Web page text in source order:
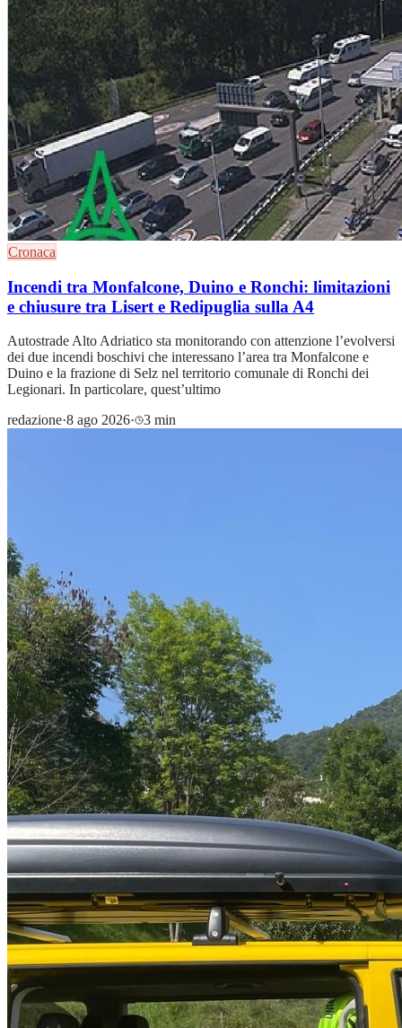
Cronaca
Incendi tra Monfalcone, Duino e Ronchi: limitazioni
e chiusure tra Lisert e Redipuglia sulla A4
Autostrade Alto Adriatico sta monitorando con attenzione l’evolversi
dei due incendi boschivi che interessano l’area tra Monfalcone e
Duino e la frazione di Selz nel territorio comunale di Ronchi dei
Legionari. In particolare, quest’ultimo
redazione·8 ago 2026· 3 min